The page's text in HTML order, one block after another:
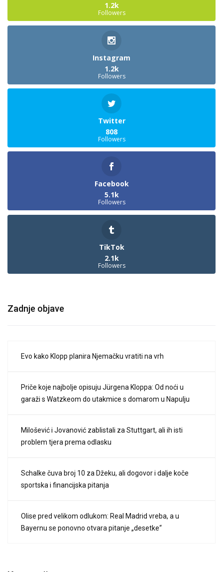
1.2k
Followers
Instagram
1.2k
Followers
Twitter
808
Followers
Facebook
5.1k
Followers
TikTok
2.1k
Followers
Zadnje objave
Evo kako Klopp planira Njemačku vratiti na vrh
Priče koje najbolje opisuju Jürgena Kloppa: Od noći u
garaži s Watzkeom do utakmice s domarom u Napulju
Milošević i Jovanović zablistali za Stuttgart, ali ih isti
problem tjera prema odlasku
Schalke čuva broj 10 za Džeku, ali dogovor i dalje koče
sportska i financijska pitanja
Olise pred velikom odlukom: Real Madrid vreba, a u
Bayernu se ponovno otvara pitanje „desetke“